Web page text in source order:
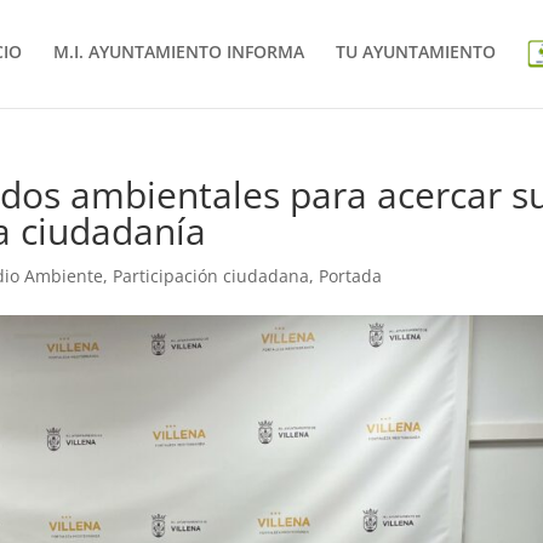
M.I. AYUNTAMIENTO INFORMA TU AYUNTAMIENTO
ambientales para acercar
ciudadanía
Ambiente, Participación ciudadana, Portada